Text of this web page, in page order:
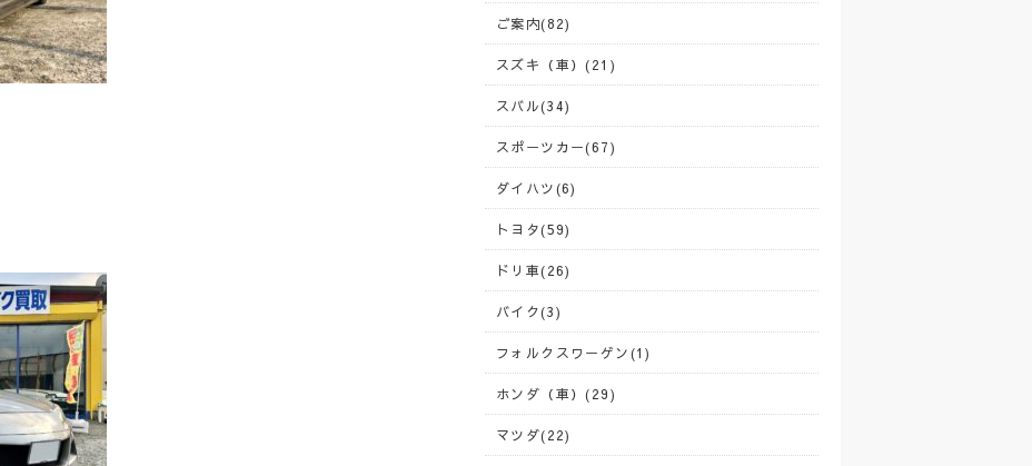
ご案内(82)
スズキ（車）(21)
スバル(34)
スポーツカー(67)
ダイハツ(6)
トヨタ(59)
ドリ車(26)
バイク(3)
フォルクスワーゲン(1)
ホンダ（車）(29)
マツダ(22)